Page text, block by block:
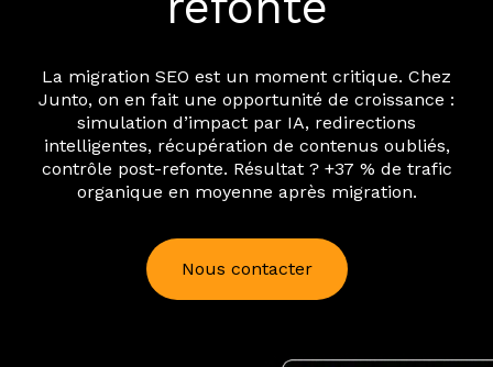
La migration SEO est un moment critique. Chez
Junto, on en fait une opportunité de croissance :
simulation d’impact par IA, redirections
intelligentes, récupération de contenus oubliés,
contrôle post-refonte. Résultat ? +37 % de trafic
organique en moyenne après migration.
Nous contacter